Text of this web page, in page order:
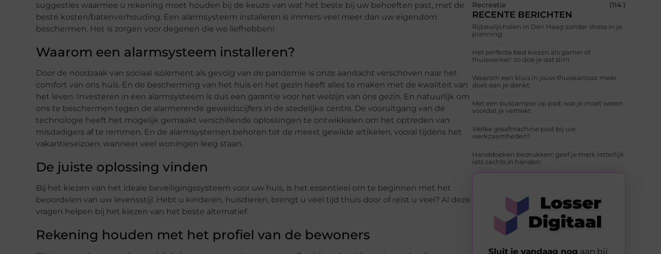
suggesties waarmee u rekening moet houden bij de keuze van wat het beste bij uw behoeften past, met de
beste kosten/batenverhouding. Een alarmsysteem installeren is immers veel meer dan uw eigendom
beschermen. Het is zorgen voor degenen die we liefhebben!
Waarom een alarmsysteem installeren?
Door de noodzaak van sociaal isolement als gevolg van de pandemie is onze aandacht verschoven naar het
comfort van ons huis. En de bescherming van het huis en het gezin heeft alles te maken met de kwaliteit van
het leven. Investeren in een alarmsysteem is dus een garantie voor het welzijn van ons gezin. En natuurlijk om
ons te beschermen tegen de alarmerende geweldscijfers in de stedelijke centra. De vooruitgang van de
technologie heeft het mogelijk gemaakt verschillende oplossingen te ontwikkelen om het optreden van
misdadigers af te remmen. En de alarmsystemen behoren tot de meest gewilde artikelen, vooral tijdens het
vakantieseizoen, wanneer veel woningen leeg staan.
De juiste oplossing vinden
Bij het kiezen van het ideale beveiligingssysteem voor uw huis, is het essentieel om te beginnen met het
beoordelen van uw levensstijl. Hebt u kinderen, huisdieren, brengt u veel tijd thuis door of reist u veel? Al deze
vragen helpen bij het kiezen van het beste alternatief.
Rekening houden met het profiel van de bewoners
Recreatie
(114 )
RECENTE BERICHTEN
Rijbewijs halen in Den Haag zonder stress in je
planning
Het perfecte bed kiezen als gamer of
thuiswerker: zo doe je dat slim
Waarom een kluis in jouw thuiskantoor meer
doet dan je denkt
Met een buscamper op pad: wat je moet weten
voordat je vertrekt
Welke graafmachine past bij uw
werkzaamheden?
Handdoeken bedrukken: geef je merk letterlijk
iets zachts in handen
Sluit je vandaag nog aan bij